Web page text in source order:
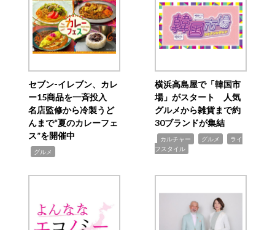
セブン‐イレブン、カレ
ー15商品を一斉投入
名店監修から冷製うど
んまで“夏のカレーフェ
ス”を開催中
グルメ
横浜高島屋で「韓国市
場」がスタート 人気
グルメから雑貨まで約
30ブランドが集結
カルチャー グルメ
ライ
フスタイル